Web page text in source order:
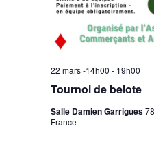
Tournoi de belote
22 mars -14h00 - 19h00
Salle Damien Garrigues
France